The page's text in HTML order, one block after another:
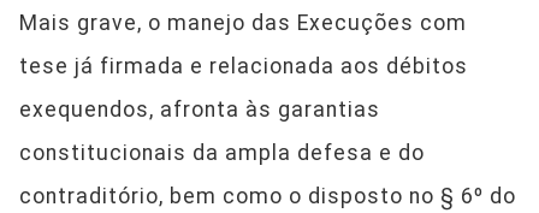
Mais grave, o manejo das Execuções com
tese já firmada e relacionada aos débitos
exequendos, afronta às garantias
constitucionais da ampla defesa e do
contraditório, bem como o disposto no § 6º do